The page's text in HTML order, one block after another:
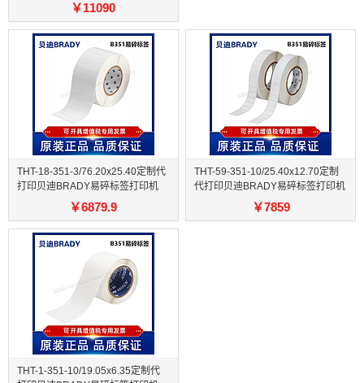
￥11090
THT-18-351-3/76.20x25.40定制代
打印贝迪BRADY易碎标签打印机
￥6879.9
THT-59-351-10/25.40x12.70定制
代打印贝迪BRADY易碎标签打印机
￥7859
THT-1-351-10/19.05x6.35定制代